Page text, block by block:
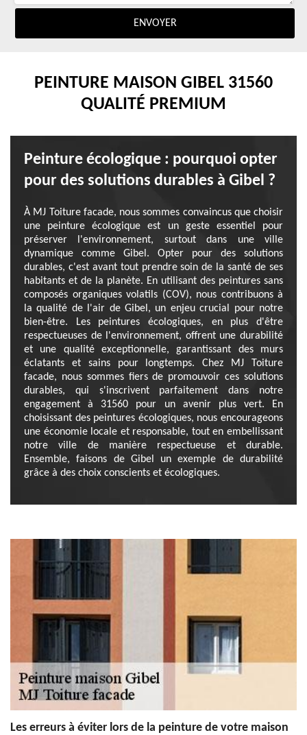
PEINTURE MAISON GIBEL 31560
QUALITÉ PREMIUM
Peinture écologique : pourquoi opter
pour des solutions durables à Gibel ?
À MJ Toiture facade, nous sommes convaincus que choisir
une peinture écologique est un geste essentiel pour
préserver l'environnement, surtout dans une ville
dynamique comme Gibel. Opter pour des solutions
durables, c'est avant tout prendre soin de la santé de ses
habitants et de la planète. En utilisant des peintures sans
composés organiques volatils (COV), nous contribuons à
la qualité de l'air de Gibel, un enjeu crucial pour notre
bien-être. Les peintures écologiques, en plus d'être
respectueuses de l'environnement, offrent une durabilité
et une qualité exceptionnelle, garantissant des murs
éclatants et sains pour longtemps. Chez MJ Toiture
facade, nous sommes fiers de promouvoir ces solutions
durables, qui s'inscrivent parfaitement dans notre
engagement à 31560 pour un avenir plus vert. En
choisissant des peintures écologiques, nous encourageons
une économie locale et responsable, tout en embellissant
notre ville de manière respectueuse et durable.
Ensemble, faisons de Gibel un exemple de durabilité
grâce à des choix conscients et écologiques.
Les erreurs à éviter lors de la peinture de votre maison